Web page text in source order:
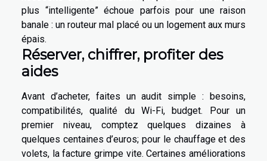
plus “intelligente” échoue parfois pour une raison
banale : un routeur mal placé ou un logement aux murs
épais.
Réserver, chiffrer, profiter des
aides
Avant d’acheter, faites un audit simple : besoins,
compatibilités, qualité du Wi-Fi, budget. Pour un
premier niveau, comptez quelques dizaines à
quelques centaines d’euros; pour le chauffage et des
volets, la facture grimpe vite. Certaines améliorations